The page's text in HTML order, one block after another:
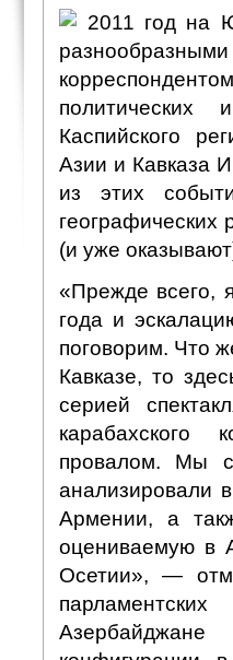
2011 год на
политических
Каспийского
Азии и Кавказа
из этих
географических
(и уже
«Прежде всего,
года и
поговорим. Что
Кавказе, то
серией
карабахского
провалом. Мы
анализировали
Армении, а
оцениваемую в
Осетии», —